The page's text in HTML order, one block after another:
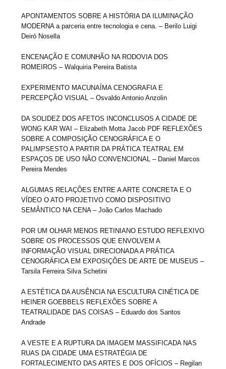
APONTAMENTOS SOBRE A HISTÓRIA DA ILUMINAÇÃO
MODERNA a parceria entre tecnologia e cena. – Berilo Luigi
Deiró Nosella
ENCENAÇÃO E COMUNHÃO NA RODOVIA DOS
ROMEIROS – Walquiria Pereira Batista
EXPERIMENTO MACUNAÍMA CENOGRAFIA E
PERCEPÇÃO VISUAL – Osvaldo Antonio Anzolin
DA SOLIDEZ DOS AFETOS INCONCLUSOS A CIDADE DE
WONG KAR WAI – Elizabeth Motta Jacob PDF REFLEXÕES
SOBRE A COMPOSIÇÃO CENOGRÁFICA E O
PALIMPSESTO A PARTIR DA PRÁTICA TEATRAL EM
ESPAÇOS DE USO NÃO CONVENCIONAL – Daniel Marcos
Pereira Mendes
ALGUMAS RELAÇÕES ENTRE A ARTE CONCRETA E O
VÍDEO O ATO PROJETIVO COMO DISPOSITIVO
SEMÂNTICO NA CENA – João Carlos Machado
POR UM OLHAR MENOS RETINIANO ESTUDO REFLEXIVO
SOBRE OS PROCESSOS QUE ENVOLVEM A
INFORMAÇÃO VISUAL DIRECIONADA A PRÁTICA
CENOGRÁFICA EM EXPOSIÇÕES DE ARTE DE MUSEUS –
Tarsila Ferreira Silva Schetini
A ESTÉTICA DA AUSÊNCIA NA ESCULTURA CINÉTICA DE
HEINER GOEBBELS REFLEXÕES SOBRE A
TEATRALIDADE DAS COISAS – Eduardo dos Santos
Andrade
A VESTE E A RUPTURA DA IMAGEM MASSIFICADA NAS
RUAS DA CIDADE UMA ESTRATÉGIA DE
FORTALECIMENTO DAS ARTES E DOS OFÍCIOS – Regilan